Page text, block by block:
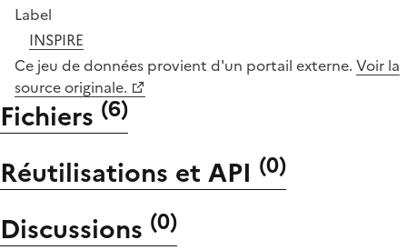
Label
INSPIRE
Ce jeu de données provient d'un portail externe. Voir la
source originale.
Fichiers (6)
Réutilisations et API (0)
Discussions (0)